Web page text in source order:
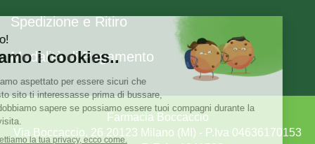
Spedizione e Ritiro
Modalità di Pagamento
Farmacia Boccaccio
Via Boccaccio, 26 20123 Milano (MI) - P.Iva 04636170153